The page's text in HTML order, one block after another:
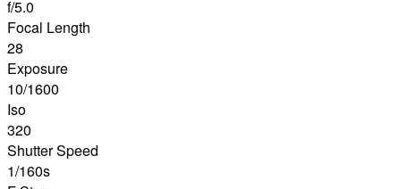
f/5.0
Focal Length
28
Exposure
10/1600
Iso
320
Shutter Speed
1/160s